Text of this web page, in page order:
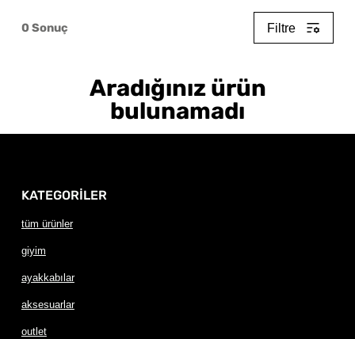
0 Sonuç Filtre
Aradığınız ürün
bulunamadı
KATEGORİLER
tüm ürünler
giyim
ayakkabılar
aksesuarlar
outlet